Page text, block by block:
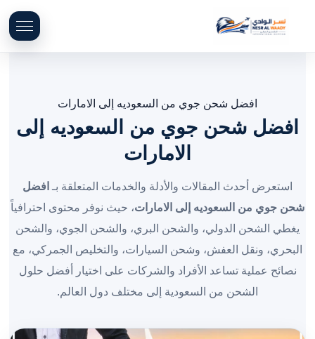
افضل شحن جوي من السعوديه إلى الامارات
افضل شحن جوي من السعوديه إلى
الامارات
استعرض أحدث المقالات والأدلة والخدمات المتعلقة بـ افضل
شحن جوي من السعوديه إلى الامارات، حيث نوفر محتوى احترافياً
يغطي الشحن الدولي، والشحن البري، والشحن الجوي، والشحن
البحري، ونقل العفش، وشحن السيارات، والتخليص الجمركي، مع
نصائح عملية تساعد الأفراد والشركات على اختيار أفضل حلول
الشحن من السعودية إلى مختلف دول العالم.